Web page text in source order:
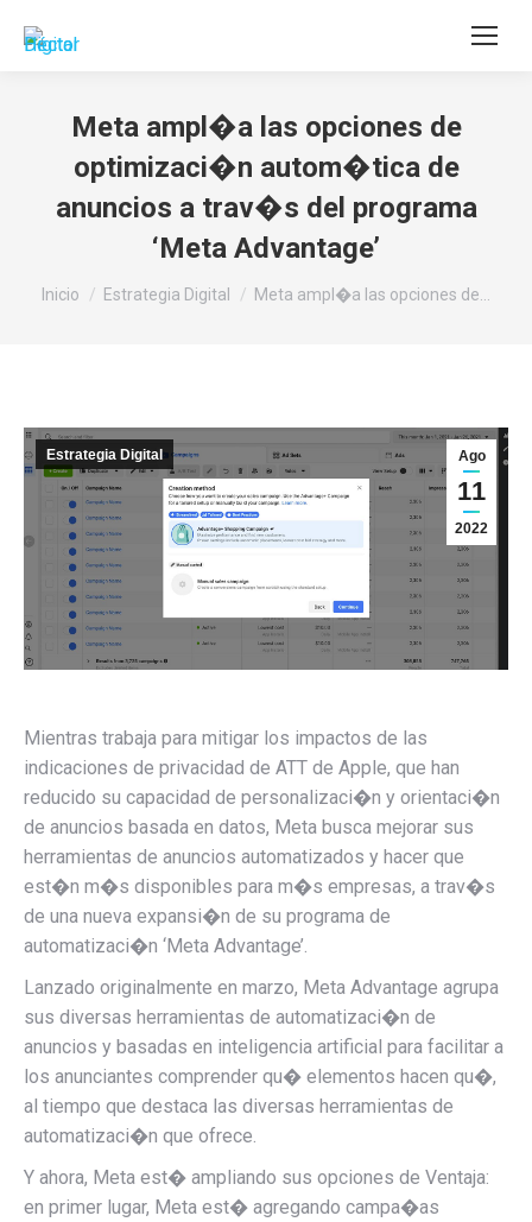
Buscar:
Meta ampl�a las opciones de
optimizaci�n autom�tica de
anuncios a trav�s del programa
‘Meta Advantage’
Estás aquí:
Inicio Estrategia Digital Meta ampl�a las opciones de…
Ago
11
2022
Estrategia Digital
Mientras trabaja para mitigar los impactos de las
indicaciones de privacidad de ATT de Apple, que han
reducido su capacidad de personalizaci�n y orientaci�n
de anuncios basada en datos, Meta busca mejorar sus
herramientas de anuncios automatizados y hacer que
est�n m�s disponibles para m�s empresas, a trav�s
de una nueva expansi�n de su programa de
automatizaci�n ‘Meta Advantage’.
Lanzado originalmente en marzo, Meta Advantage agrupa
sus diversas herramientas de automatizaci�n de
anuncios y basadas en inteligencia artificial para facilitar a
los anunciantes comprender qu� elementos hacen qu�,
al tiempo que destaca las diversas herramientas de
automatizaci�n que ofrece.
Y ahora, Meta est� ampliando sus opciones de Ventaja:
en primer lugar, Meta est� agregando campa�as